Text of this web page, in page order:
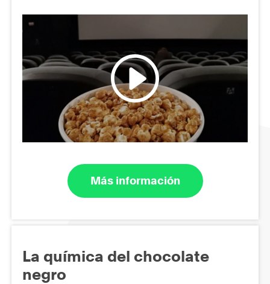
Más información
La química del chocolate
negro